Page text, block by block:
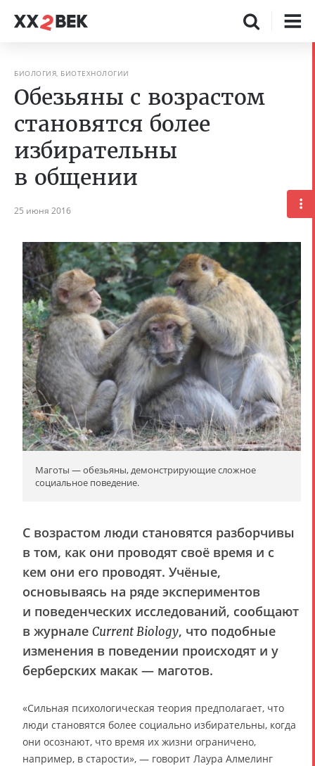
БИОЛОГИЯ, БИОТЕХНОЛОГИИ
Обезьяны с возрастом
становятся более
избирательны
в общении
25 июня 2016
Маготы — обезьяны, демонстрирующие сложное
социальное поведение.
С возрастом люди становятся разборчивы
в том, как они проводят своё время и с
кем они его проводят. Учёные,
основываясь на ряде экспериментов
и поведенческих исследований, сообщают
в журнале Current Biology, что подобные
изменения в поведении происходят и у
берберских макак — маготов.
«Сильная психологическая теория предполагает, что
люди становятся более социально избирательны, когда
они осознают, что время их жизни ограничено,
например, в старости», — говорит Лаура Алмелинг